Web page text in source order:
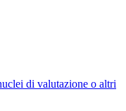
di valutazione o altri